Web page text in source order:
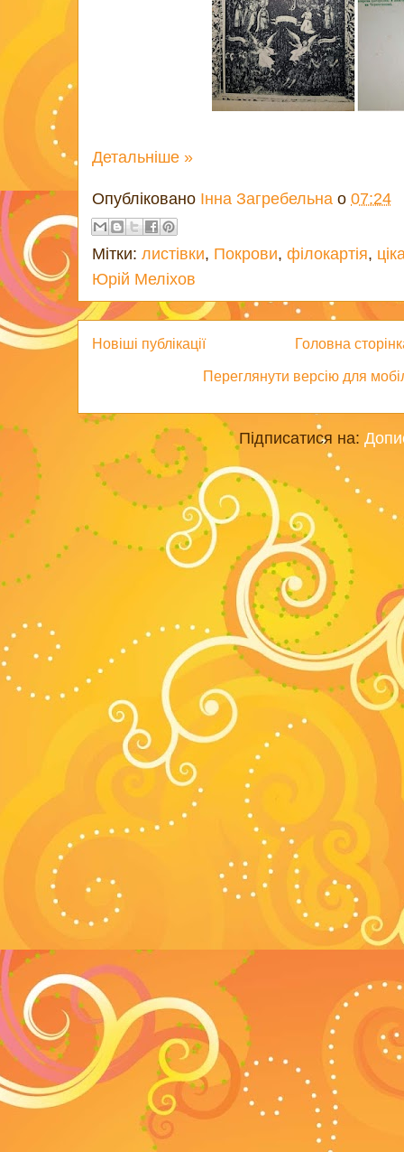
Детальніше »
Опубліковано Інна Загребельна о 07:24
Мітки: листівки, Покрови, філокартія,
Юрій Меліхов
Новіші публікації Головна
Переглянути версію для
Підписатися на: